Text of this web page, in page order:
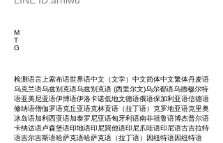
M
T
G
检测语言上索布语世界语中文（文学）中文简体中文繁体丹麦语
乌克兰语乌兹别克语乌兹别克语 (西里尔文)乌尔都语乌德穆尔特
语亚美尼亚语伊博语伊洛卡诺低地文德语俄语保加利亚语信德语
修纳语僧伽罗语克丘亚语克林贡语（拉丁语）克罗地亚语克里奥
冰岛语加利西亚语加泰罗尼亚语匈牙利语南非祖鲁语博杰普尔语
卡纳达语卢森堡语印地语印尼巽他语印尼爪哇语印尼语古吉拉特
语吉尔吉斯语哈萨克语哈萨克语（拉丁语）因纽特语因纽特语